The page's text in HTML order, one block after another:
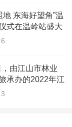
力量。凭借深
源相继斩获
高新技术企
务”双五星品
过“浙江制
牌。尤其值得
东海好望角”温
式在温岭站盛大
代，温岭擦
由江山市林业
承办的2022年江
导师助跑计划在